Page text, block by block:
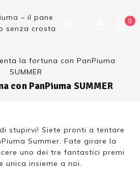
0
la fortuna con PanPiuma
SUMMER
con PanPiuma SUMMER
stupirvi! Siete pronti a tentare
Summer. Fate girare la
uno dei tre fantastici premi
unica insieme a noi.